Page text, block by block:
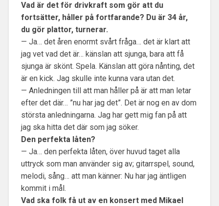
Vad är det för drivkraft som gör att du
fortsätter, håller på fortfarande? Du är 34 år,
du gör plattor, turnerar.
— Ja… det åren enormt svårt fråga… det är klart att
jag vet vad det är… känslan att sjunga, bara att få
sjunga är skönt. Spela. Känslan att göra nånting, det
är en kick. Jag skulle inte kunna vara utan det.
— Anledningen till att man håller på är att man letar
efter det där… ”nu har jag det”. Det är nog en av dom
största anledningarna. Jag har gett mig fan på att
jag ska hitta det där som jag söker.
Den perfekta låten?
— Ja… den perfekta låten, över huvud taget alla
uttryck som man använder sig av; gitarrspel, sound,
melodi, sång… att man känner: Nu har jag äntligen
kommit i mål.
Vad ska folk få ut av en konsert med Mikael